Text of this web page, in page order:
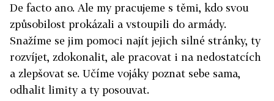
De facto ano. Ale my pracujeme s těmi, kdo svou
způsobilost prokázali a vstoupili do armády.
Snažíme se jim pomoci najít jejich silné stránky, ty
rozvíjet, zdokonalit, ale pracovat i na nedostatcích
a zlepšovat se. Učíme vojáky poznat sebe sama,
odhalit limity a ty posouvat.